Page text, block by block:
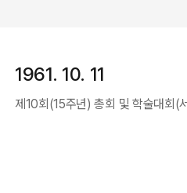
1961. 10. 11
제10회(15주년) 총회 및 학술대회(